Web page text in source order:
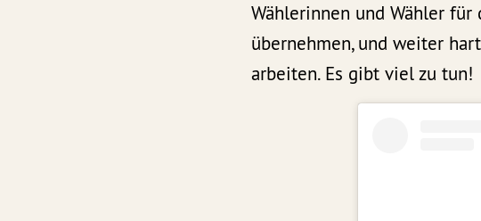
Wählerinnen und Wähler für
übernehmen, und weiter
arbeiten. Es gibt viel zu tun!